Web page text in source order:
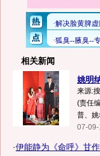
相关新闻
姚明
来源:
(责任
普、
07-
·伊能静为《命呼》甘